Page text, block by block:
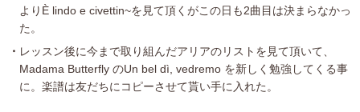
よりÈ lindo e civettin~を見て頂くがこの日も2曲目は決まらなかっ
た。
レッスン後に今まで取り組んだアリアのリストを見て頂いて、
Madama Butterfly のUn bel dì, vedremo を新しく勉強してくる事
に。楽譜は友だちにコピーさせて貰い手に入れた。